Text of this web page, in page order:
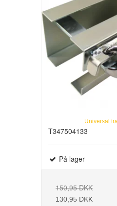
Universal
T347504133
På lager
150,95 DKK
130,95 DKK